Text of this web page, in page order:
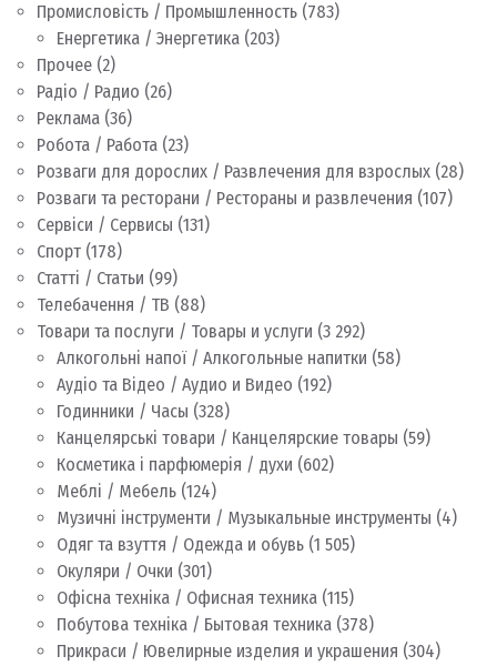
Промисловість / Промышленность (783)
Енергетика / Энергетика (203)
Прочее (2)
Радіо / Радио (26)
Реклама (36)
Робота / Работа (23)
Розваги для дорослих / Развлечения для взрослых (28)
Розваги та ресторани / Рестораны и развлечения (107)
Сервіси / Сервисы (131)
Спорт (178)
Статті / Статьи (99)
Телебачення / ТВ (88)
Товари та послуги / Товары и услуги (3 292)
Алкогольні напої / Алкогольные напитки (58)
Аудіо та Відео / Аудио и Видео (192)
Годинники / Часы (328)
Канцелярські товари / Канцелярские товары (59)
Косметика і парфюмерія / духи (602)
Меблі / Мебель (124)
Музичні інструменти / Музыкальные инструменты (4)
Одяг та взуття / Одежда и обувь (1 505)
Окуляри / Очки (301)
Офісна техніка / Офисная техника (115)
Побутова техніка / Бытовая техника (378)
Прикраси / Ювелирные изделия и украшения (304)